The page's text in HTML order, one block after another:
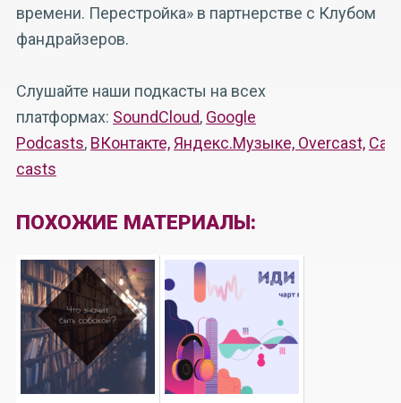
времени. Перестройка» в партнерстве с Клубом
фандрайзеров.
Слушайте наши подкасты на всех
платформах: SoundCloud, Google
Podcasts, ВКонтакте, Яндекс.Музыке, Overcast,
casts
ПОХОЖИЕ МАТЕРИАЛЫ: